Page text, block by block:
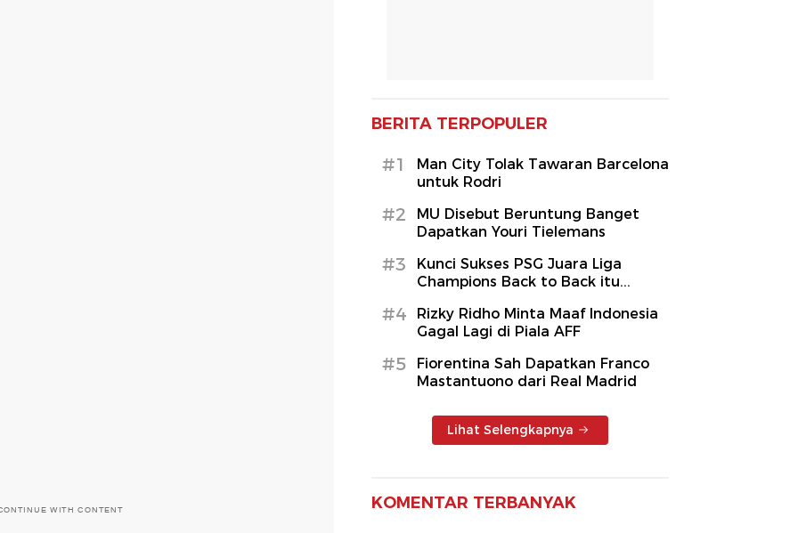
WITH CONTENT
BERITA TERPOPULER
#1
Man City Tolak Tawaran Barcelona
untuk Rodri
#2
MU Disebut Beruntung Banget
Dapatkan Youri Tielemans
#3
Kunci Sukses PSG Juara Liga
Champions Back to Back itu...
#4
Rizky Ridho Minta Maaf Indonesia
Gagal Lagi di Piala AFF
#5
Fiorentina Sah Dapatkan Franco
Mastantuono dari Real Madrid
Lihat Selengkapnya
KOMENTAR TERBANYAK